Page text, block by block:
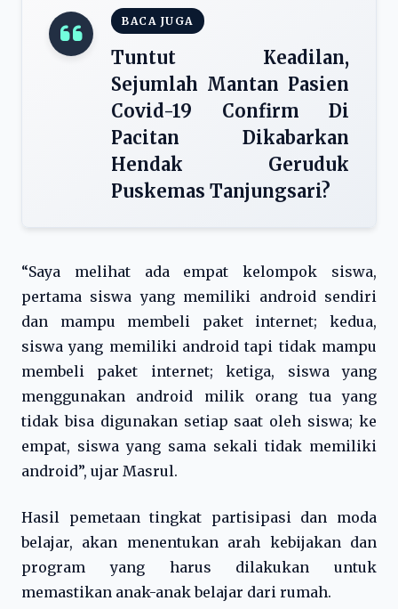
BACA JUGA
Tuntut Keadilan,
Sejumlah Mantan Pasien
Covid-19 Confirm Di
Pacitan Dikabarkan
Hendak Geruduk
Puskemas Tanjungsari?
“Saya melihat ada empat kelompok siswa,
pertama siswa yang memiliki android sendiri
dan mampu membeli paket internet; kedua,
siswa yang memiliki android tapi tidak mampu
membeli paket internet; ketiga, siswa yang
menggunakan android milik orang tua yang
tidak bisa digunakan setiap saat oleh siswa; ke
empat, siswa yang sama sekali tidak memiliki
android”, ujar Masrul.
Hasil pemetaan tingkat partisipasi dan moda
belajar, akan menentukan arah kebijakan dan
program yang harus dilakukan untuk
memastikan anak-anak belajar dari rumah.